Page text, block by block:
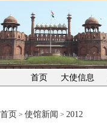
首页 大使信息
首页 > 使馆新闻 > 2012